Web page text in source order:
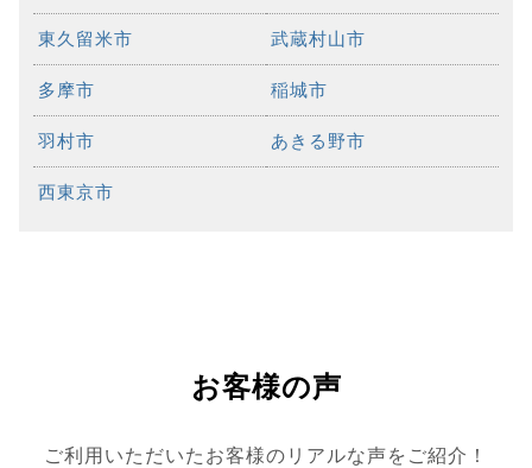
東久留米市 武蔵村山市
多摩市 稲城市
羽村市 あきる野市
西東京市
お客様の声
ご利用いただいたお客様のリアルな声をご紹介！